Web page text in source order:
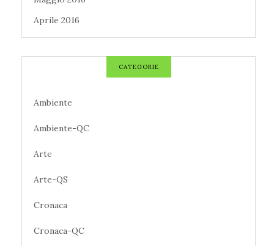
Aprile 2016
CATEGORIE
Ambiente
Ambiente-QC
Arte
Arte-QS
Cronaca
Cronaca-QC